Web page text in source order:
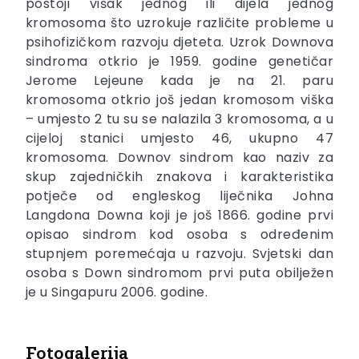
kromosoma što uzrokuje različite probleme u
psihofizičkom razvoju djeteta. Uzrok Downova
sindroma otkrio je 1959. godine genetičar
Jerome Lejeune kada je na 21. paru
kromosoma otkrio još jedan kromosom viška
– umjesto 2 tu su se nalazila 3 kromosoma, a u
cijeloj stanici umjesto 46, ukupno 47
kromosoma. Downov sindrom kao naziv za
skup zajedničkih znakova i karakteristika
potječe od engleskog liječnika Johna
Langdona Downa koji je još 1866. godine prvi
opisao sindrom kod osoba s određenim
stupnjem poremećaja u razvoju. Svjetski dan
osoba s Down sindromom prvi puta obilježen
je u Singapuru 2006. godine.
Fotogalerija